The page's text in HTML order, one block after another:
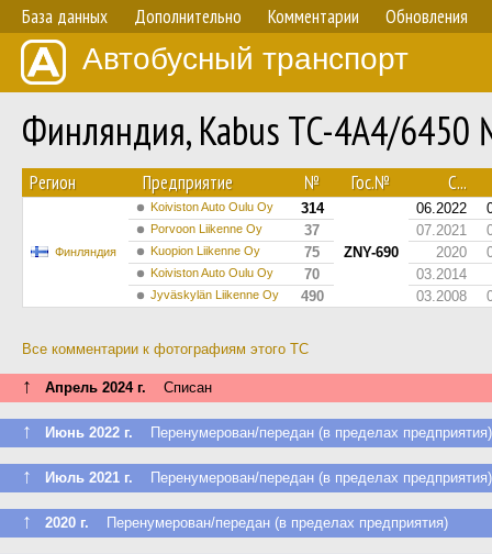
База данных Дополнительно Комментарии Обновления
Автобусный транспорт
Финляндия, Kabus TC-4A4/
Регион Предприятие № Гос.№ С...
Финляндия
Koiviston Auto Oulu Oy 314
ZNY-690
06.2022
Porvoon Liikenne Oy 37 07.2021
Kuopion Liikenne Oy 75 2020
Koiviston Auto Oulu Oy 70 03.2014
Jyväskylän Liikenne Oy 490 03.2008
Все комментарии к фотографиям этого ТС
↑ Апрель 2024 г. Списан
↑ Июнь 2022 г. Перенумерован/передан (в пределах предприятия)
↑ Июль 2021 г. Перенумерован/передан (в пределах предприятия)
↑ 2020 г. Перенумерован/передан (в пределах предприятия)